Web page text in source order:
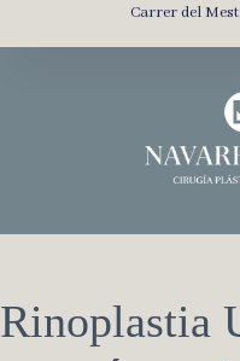
Carrer del
Rinoplastia